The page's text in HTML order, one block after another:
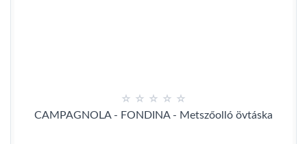
CAMPAGNOLA - FONDINA - Metszőolló övtáska